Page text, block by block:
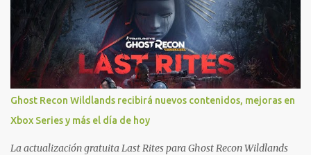
Xbox, y tenemos un listado de juegos compatibles por acá . ¿Aún
necesitas una mano con las compras? Tenemos un tutorial extenso
o en vídeo para que se quiten todas las dudas generales de cómo
hacer compras en Xbox . Podes consultar un listado más completo
de promociones desde xbox.com. El post puede tener
actualizaciones regulares o cambios ante cualquier error. Ofertas
- Argentina Ofertas - Chile Ofertas - Colombia Ofertas - México
Ofertas - Estados Unidos Ofertas - España Todas las ofertas de
Xbox One también aplican a Xbox Series, a excepción de los jue...
Ghost Recon Wildlands recibirá nuevos contenidos, mejoras en
Xbox Series y más el día de hoy
La actualización gratuita Last Rites para Ghost Recon Wildlands